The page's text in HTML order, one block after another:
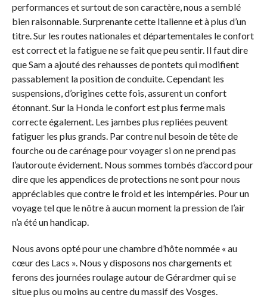
performances et surtout de son caractère, nous a semblé
bien raisonnable. Surprenante cette Italienne et à plus d’un
titre. Sur les routes nationales et départementales le confort
est correct et la fatigue ne se fait que peu sentir. Il faut dire
que Sam a ajouté des rehausses de pontets qui modifient
passablement la position de conduite. Cependant les
suspensions, d’origines cette fois, assurent un confort
étonnant. Sur la Honda le confort est plus ferme mais
correcte également. Les jambes plus repliées peuvent
fatiguer les plus grands. Par contre nul besoin de tête de
fourche ou de carénage pour voyager si on ne prend pas
l’autoroute évidement. Nous sommes tombés d’accord pour
dire que les appendices de protections ne sont pour nous
appréciables que contre le froid et les intempéries. Pour un
voyage tel que le nôtre à aucun moment la pression de l’air
n’a été un handicap.
Nous avons opté pour une chambre d’hôte nommée « au
cœur des Lacs ». Nous y disposons nos chargements et
ferons des journées roulage autour de Gérardmer qui se
situe plus ou moins au centre du massif des Vosges.